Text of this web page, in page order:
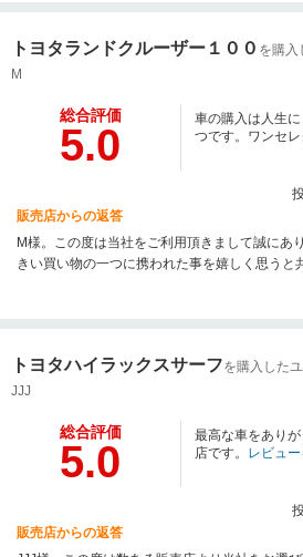
トヨタランドクルーザー１００ を購入
M
総合評価
5.0
車の購入は人生
つです。ワンセレ
販売店からの返答
M様。この度は当社をご利用頂きまして誠にあ
きい買い物の一つに携われた事を嬉しく思うと
トヨタハイラックスサーフを購入した
JJJ
総合評価
5.0
最高な車をあり
店です。 レビュ
販売店からの返答